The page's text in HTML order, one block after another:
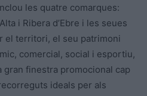
les quatre comarques:
i Ribera d’Ebre i les seues
el territori, el seu patrimoni
comercial, social i esportiu,
finestra promocional cap
ideals per als